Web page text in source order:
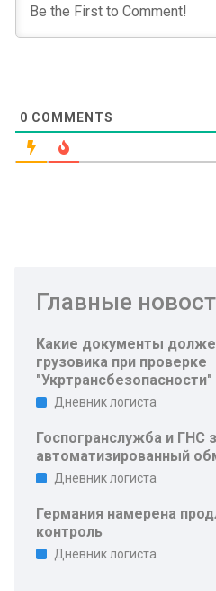
0 COMMENTS
Главные
Какие документы
грузовика при проверке
"Укртрансбезопасности"
Дневник логиста
Госпогранслужба и ГНС
автоматизированный
Дневник логиста
Германия намерена
контроль
Дневник логиста